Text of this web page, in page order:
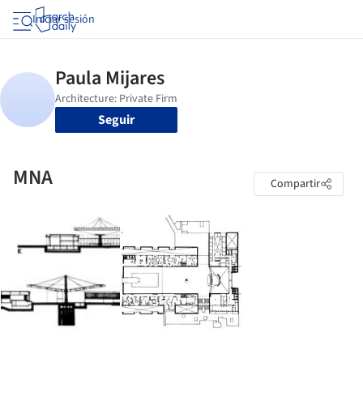
Iniciar sesión
Seguir
MNA Compartir